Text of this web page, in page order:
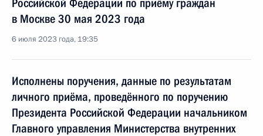
Российской Федерации по приёму граждан
в Москве 30 мая 2023 года
6 июля 2023 года, 19:35
Исполнены поручения, данные по результатам
личного приёма, проведённого по поручению
Президента Российской Федерации начальником
Главного управления Министерства внутренних